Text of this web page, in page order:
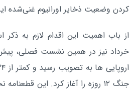
کردن وضعیت ذخایر اورانیوم غنی‌شده
خرداد نیز در همین نشست فصلی،
جنگ ۱۲ روزه را آغاز کرد. این